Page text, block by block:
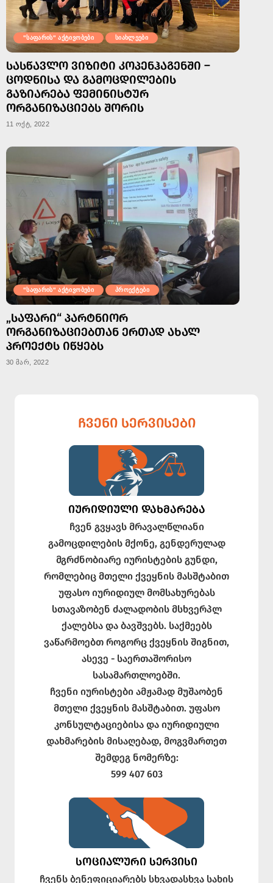
"საფარის" აქტივობები სიახლეები
ᲡᲐᲡᲬᲐᲕᲚᲝ ᲕᲘᲖᲘᲢᲘ ᲙᲝᲞᲔᲜᲰᲐᲒᲔᲜᲨᲘ –
ᲪᲝᲓᲜᲘᲡᲐ ᲓᲐ ᲒᲐᲛᲝᲪᲓᲘᲚᲔᲑᲘᲡ
ᲒᲐᲖᲘᲐᲠᲔᲑᲐ ᲤᲔᲛᲘᲜᲘᲡᲢᲣᲠ
ᲝᲠᲒᲐᲜᲘᲖᲐᲪᲘᲔᲑᲡ ᲨᲝᲠᲘᲡ
11 ოქტ, 2022
"საფარის" აქტივობები პროექტები
„ᲡᲐᲤᲐᲠᲘ“ ᲞᲐᲠᲢᲜᲘᲝᲠ
ᲝᲠᲒᲐᲜᲘᲖᲐᲪᲘᲔᲑᲗᲐᲜ ᲔᲠᲗᲐᲓ ᲐᲮᲐᲚ
ᲞᲠᲝᲔᲥᲢᲡ ᲘᲬᲧᲔᲑᲡ
30 მარ, 2022
ᲩᲕᲔᲜᲘ ᲡᲔᲠᲕᲘᲡᲔᲑᲘ
ᲘᲣᲠᲘᲓᲘᲣᲚᲘ ᲓᲐᲮᲛᲐᲠᲔᲑᲐ
ჩვენ გვყავს მრავალწლიანი
გამოცდილების მქონე, გენდერულად
მგრძნობიარე იურისტების გუნდი,
რომლებიც მთელი ქვეყნის მასშტაბით
უფასო იურიდიულ მომსახურებას
სთავაზობენ ძალადობის მსხვერპლ
ქალებსა და ბავშვებს. საქმეებს
ვაწარმოებთ როგორც ქვეყნის შიგნით,
ასევე - საერთაშორისო
სასამართლოებში.
ჩვენი იურისტები ამჟამად მუშაობენ
მთელი ქვეყნის მასშტაბით. უფასო
კონსულტაციებისა და იურიდიული
დახმარების მისაღებად, მოგვმართეთ
შემდეგ ნომერზე:
599 407 603
ᲡᲝᲪᲘᲐᲚᲣᲠᲘ ᲡᲔᲠᲕᲘᲡᲘ
ჩვენს ბენეფიციარებს სხვადასხვა სახის